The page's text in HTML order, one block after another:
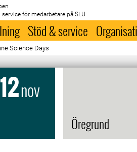
för medarbetare på SLU
Stöd & service
Science Days
12nov
Öregrund